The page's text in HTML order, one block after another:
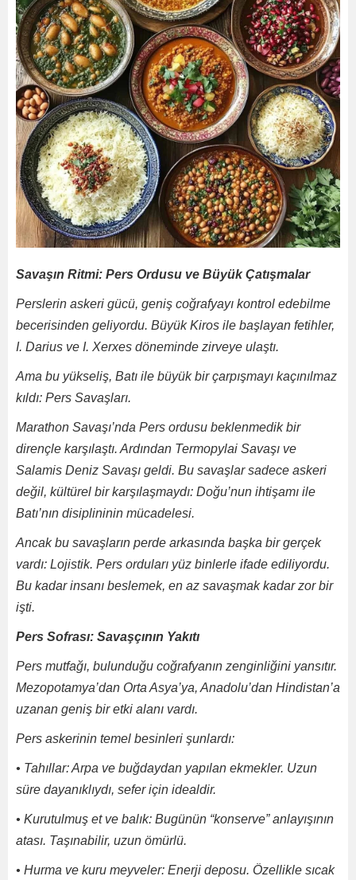
Savaşın Ritmi: Pers Ordusu ve Büyük Çatışmalar
Perslerin askeri gücü, geniş coğrafyayı kontrol edebilme
becerisinden geliyordu. Büyük Kiros ile başlayan fetihler,
I. Darius ve I. Xerxes döneminde zirveye ulaştı.
Ama bu yükseliş, Batı ile büyük bir çarpışmayı kaçınılmaz
kıldı: Pers Savaşları.
Marathon Savaşı’nda Pers ordusu beklenmedik bir
dirençle karşılaştı. Ardından Termopylai Savaşı ve
Salamis Deniz Savaşı geldi. Bu savaşlar sadece askeri
değil, kültürel bir karşılaşmaydı: Doğu’nun ihtişamı ile
Batı’nın disiplininin mücadelesi.
Ancak bu savaşların perde arkasında başka bir gerçek
vardı: Lojistik. Pers orduları yüz binlerle ifade ediliyordu.
Bu kadar insanı beslemek, en az savaşmak kadar zor bir
işti.
Pers Sofrası: Savaşçının Yakıtı
Pers mutfağı, bulunduğu coğrafyanın zenginliğini yansıtır.
Mezopotamya’dan Orta Asya’ya, Anadolu’dan Hindistan’a
uzanan geniş bir etki alanı vardı.
Pers askerinin temel besinleri şunlardı:
• Tahıllar: Arpa ve buğdaydan yapılan ekmekler. Uzun
süre dayanıklıydı, sefer için idealdir.
• Kurutulmuş et ve balık: Bugünün “konserve” anlayışının
atası. Taşınabilir, uzun ömürlü.
• Hurma ve kuru meyveler: Enerji deposu. Özellikle sıcak